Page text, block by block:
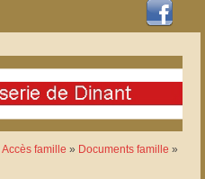
Accès famille » Documents famille »